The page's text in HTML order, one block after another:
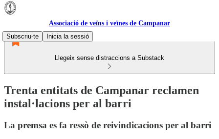
Associació de veïns i veïnes de Campanar
Subscriu-te
Inicia la sessió
Llegeix sense distraccions a Substack
Trenta entitats de Campanar reclamen
instal·lacions per al barri
La premsa es fa ressò de reivindicacions per al barri